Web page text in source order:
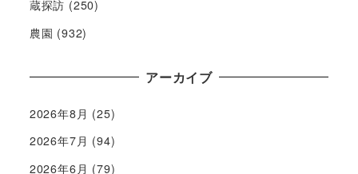
蔵探訪 (250)
農園 (932)
アーカイブ
2026年8月 (25)
2026年7月 (94)
2026年6月 (79)